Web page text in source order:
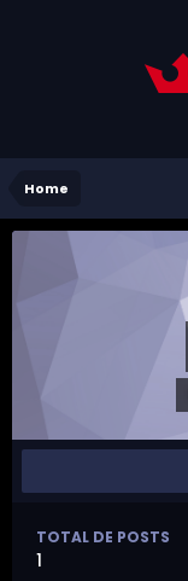
Home
TOTAL DE POSTS
1